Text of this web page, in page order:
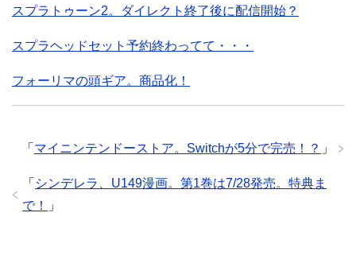
スプラトゥーン2。ダイレクト終了後に配信開始？
スプラヘッドセット予約終わってて・・・
フォーリマの頭ギア。商品化！
「 マイニンテンドーストア。Switchが5分で完売！？ 」
「 シンデレラ、U149漫画。第1巻は7/28発売。特典ま
で！
」